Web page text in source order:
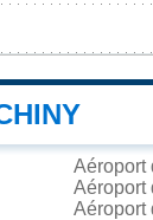
Aéroport
Aéroport
Aéroport